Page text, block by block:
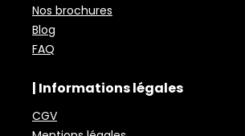
Nos brochures
Blog
FAQ
| Informations légales
CGV